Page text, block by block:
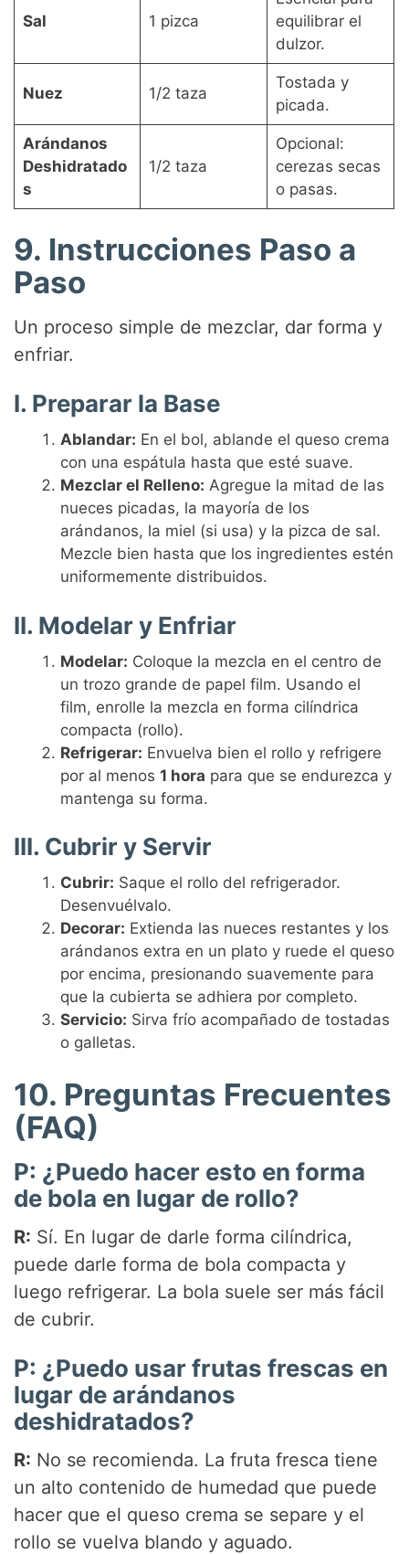
Sal 1 pizca
equilibrar el
dulzor.
Nuez 1/2 taza
Tostada y
picada.
Arándanos
Deshidratado
s
1/2 taza
Opcional:
cerezas secas
o pasas.
9. Instrucciones Paso a
Paso
Un proceso simple de mezclar, dar forma y
enfriar.
I. Preparar la Base
Ablandar: En el bol, ablande el queso crema
con una espátula hasta que esté suave.
Mezclar el Relleno: Agregue la mitad de las
nueces picadas, la mayoría de los
arándanos, la miel (si usa) y la pizca de sal.
Mezcle bien hasta que los ingredientes estén
uniformemente distribuidos.
II. Modelar y Enfriar
Modelar: Coloque la mezcla en el centro de
un trozo grande de papel film. Usando el
film, enrolle la mezcla en forma cilíndrica
compacta (rollo).
Refrigerar: Envuelva bien el rollo y refrigere
por al menos1 hora para que se endurezca y
mantenga su forma.
III. Cubrir y Servir
Cubrir: Saque el rollo del refrigerador.
Desenvuélvalo.
Decorar: Extienda las nueces restantes y los
arándanos extra en un plato y ruede el queso
por encima, presionando suavemente para
que la cubierta se adhiera por completo.
Servicio: Sirva frío acompañado de tostadas
o galletas.
10. Preguntas Frecuentes
(FAQ)
P: ¿Puedo hacer esto en forma
de bola en lugar de rollo?
R: Sí. En lugar de darle forma cilíndrica,
puede darle forma de bola compacta y
luego refrigerar. La bola suele ser más fácil
de cubrir.
P: ¿Puedo usar frutas frescas en
lugar de arándanos
deshidratados?
R: No se recomienda. La fruta fresca tiene
un alto contenido de humedad que puede
hacer que el queso crema se separe y el
rollo se vuelva blando y aguado.